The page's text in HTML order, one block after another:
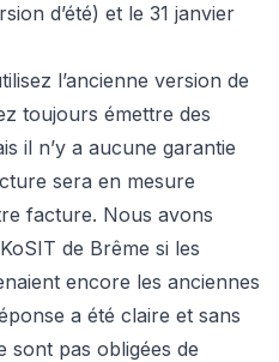
d’été) et le 31 janvier
l’ancienne version de
toujours émettre des
il n’y a aucune garantie
sera en mesure
facture. Nous avons
de Brême si les
encore les anciennes
a été claire et sans
sont pas obligées de